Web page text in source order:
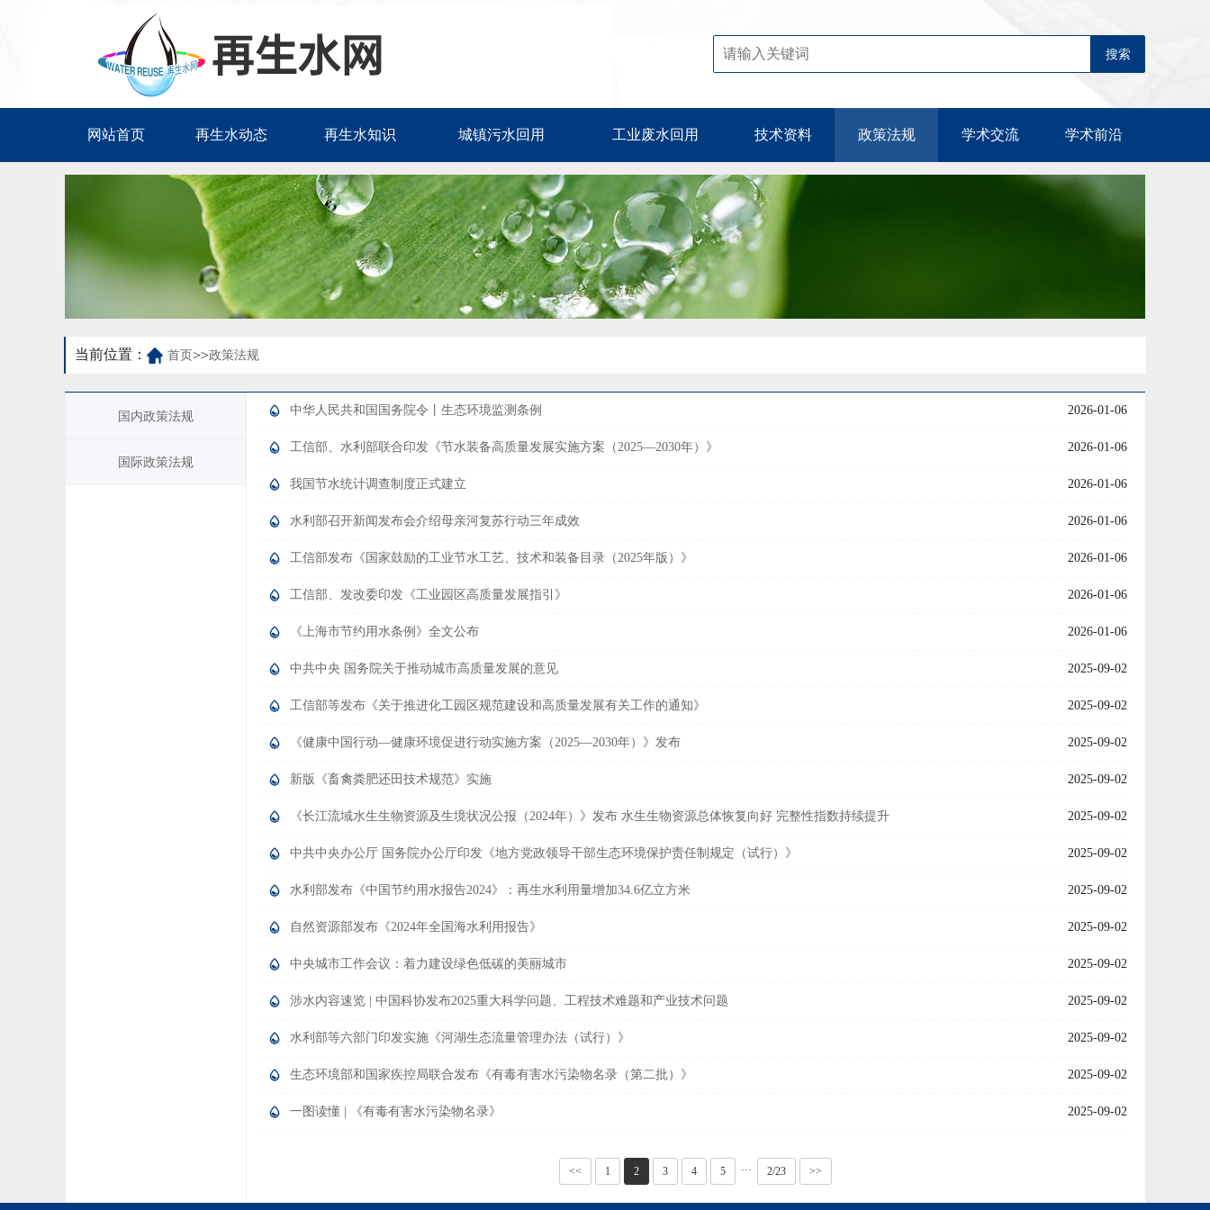
网站首页 再生水动态 再生水知识 城镇污水回用 工业废水回用 技术资料 政策法规 学术交流 学术前沿
当前位置： 首页>>政策法规
国内政策法规
国际政策法规
2026-01-06
中华人民共和国国务院令丨生态环境监测条例
2026-01-06
工信部、水利部联合印发《节水装备高质量发展实施方案（2025—2030年）》
2026-01-06
我国节水统计调查制度正式建立
2026-01-06
水利部召开新闻发布会介绍母亲河复苏行动三年成效
2026-01-06
工信部发布《国家鼓励的工业节水工艺、技术和装备目录（2025年版）》
2026-01-06
工信部、发改委印发《工业园区高质量发展指引》
2026-01-06
《上海市节约用水条例》全文公布
2025-09-02
中共中央 国务院关于推动城市高质量发展的意见
2025-09-02
工信部等发布《关于推进化工园区规范建设和高质量发展有关工作的通知》
2025-09-02
《健康中国行动—健康环境促进行动实施方案（2025—2030年）》发布
2025-09-02
新版《畜禽粪肥还田技术规范》实施
2025-09-02
《长江流域水生生物资源及生境状况公报（2024年）》发布 水生生物资源总体恢复向好 完整性指数持续提升
2025-09-02
中共中央办公厅 国务院办公厅印发《地方党政领导干部生态环境保护责任制规定（试行）》
2025-09-02
水利部发布《中国节约用水报告2024》：再生水利用量增加34.6亿立方米
2025-09-02
自然资源部发布《2024年全国海水利用报告》
2025-09-02
中央城市工作会议：着力建设绿色低碳的美丽城市
2025-09-02
涉水内容速览 | 中国科协发布2025重大科学问题、工程技术难题和产业技术问题
2025-09-02
水利部等六部门印发实施《河湖生态流量管理办法（试行）》
2025-09-02
生态环境部和国家疾控局联合发布《有毒有害水污染物名录（第二批）》
2025-09-02
一图读懂 | 《有毒有害水污染物名录》
<< 1 2 3 4 5 ··· 2/23 >>